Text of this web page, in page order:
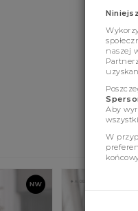
naszej
Aby
W